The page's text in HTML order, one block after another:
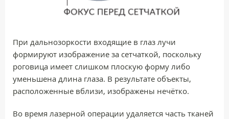
При дальнозоркости входящие в глаз лучи
формируют изображение за сетчаткой, поскольку
роговица имеет слишком плоскую форму либо
уменьшена длина глаза. В результате объекты,
расположенные вблизи, изображены нечётко.
Во время лазерной операции удаляется часть тканей